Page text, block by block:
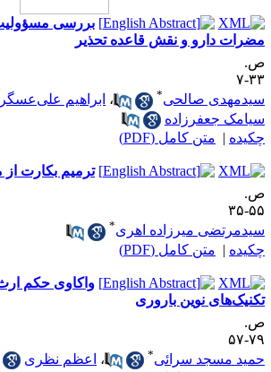
بررسی مسؤولیت
دارو و نقش قاعده تحذیر
۷
صالحی
،ابراهیم علی‌عسگری
جعفرزاده
| متن کامل (PDF)
ترمیم بکارت از
۳۵
میرزاده اهری
| متن کامل (PDF)
واکاوی حکم
نوین باروری
۵۷
مسجد سرائی
،اعظم نظری